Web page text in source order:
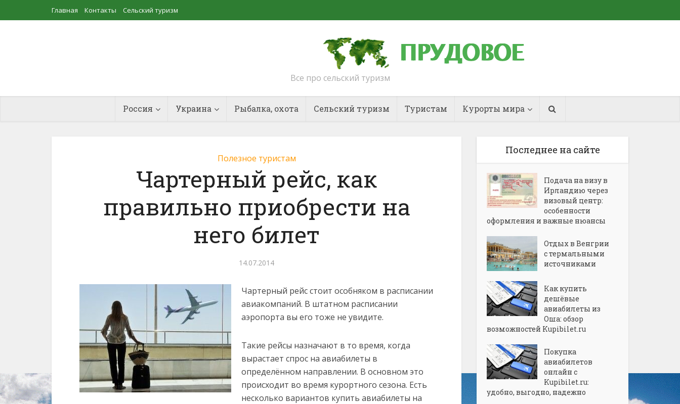
Главная Контакты Сельский туризм
Все про сельский туризм
Россия Украина Рыбалка, охота Сельский туризм Туристам Курорты мира
Полезное туристам
Чартерный рейс, как
правильно приобрести на
него билет
14.07.2014
Чартерный рейс стоит особняком в расписании
авиакомпаний. В штатном расписании
аэропорта вы его тоже не увидите.
Такие рейсы назначают в то время, когда
вырастает спрос на авиабилеты в
определённом направлении. В основном это
происходит во время курортного сезона. Есть
несколько вариантов купить авиабилеты на
Последнее на сайте
Подача на визу в
Ирландию через
визовый центр:
особенности
оформления и важные нюансы
Отдых в Венгрии
с термальными
источниками
Как купить
дешёвые
авиабилеты из
Оша: обзор
возможностей Kupibilet.ru
Покупка
авиабилетов
онлайн с
Kupibilet.ru:
удобно, выгодно, надежно